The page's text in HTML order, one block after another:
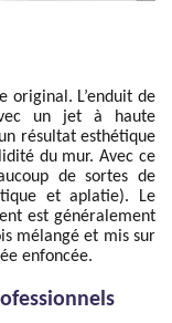
original. L’enduit de
un jet à haute
résultat esthétique
du mur. Avec ce
de sortes de
et aplatie). Le
est généralement
mélangé et mis sur
enfoncée.